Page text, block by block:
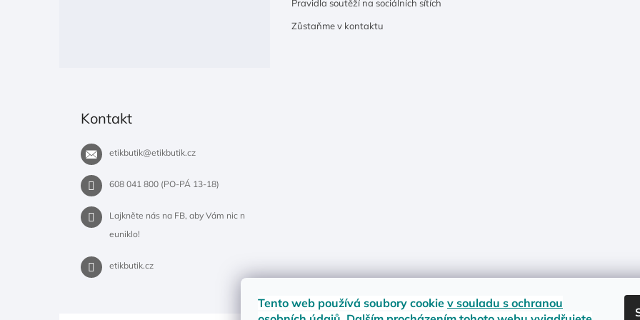
Tento web používá soubory cookie v souladu s ochranou
Pravidla soutěží na sociálních sítích
Zůstaňme v kontaktu
Kontakt
etikbutik@etikbutik.cz
608 041 800 (PO-PÁ 13-18)
Lajkněte nás na FB, aby Vám nic n
euniklo!
etikbutik.cz